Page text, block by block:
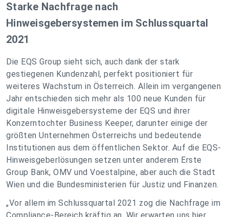
Starke Nachfrage nach
Hinweisgebersystemen im Schlussquartal
2021
Die EQS Group sieht sich, auch dank der stark
gestiegenen Kundenzahl, perfekt positioniert für
weiteres Wachstum in Österreich. Allein im vergangenen
Jahr entschieden sich mehr als 100 neue Kunden für
digitale Hinweisgebersysteme der EQS und ihrer
Konzerntochter Business Keeper, darunter einige der
größten Unternehmen Österreichs und bedeutende
Institutionen aus dem öffentlichen Sektor. Auf die EQS-
Hinweisgeberlösungen setzen unter anderem Erste
Group Bank, OMV und Voestalpine, aber auch die Stadt
Wien und die Bundesministerien für Justiz und Finanzen.
„Vor allem im Schlussquartal 2021 zog die Nachfrage im